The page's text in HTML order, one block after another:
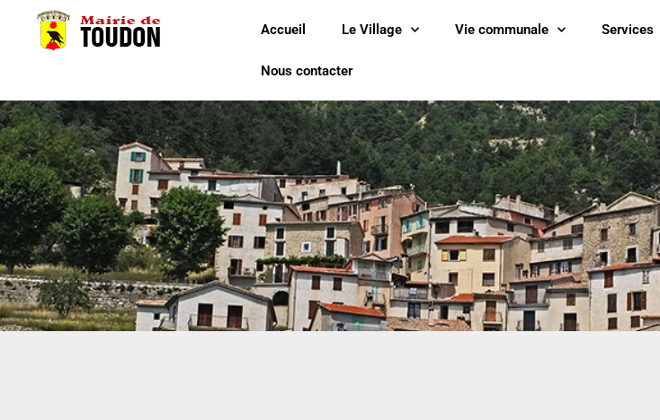
Accueil Le Village Vie communale Services
Nous contacter